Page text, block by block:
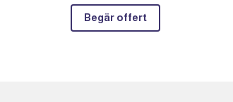
Begär offert